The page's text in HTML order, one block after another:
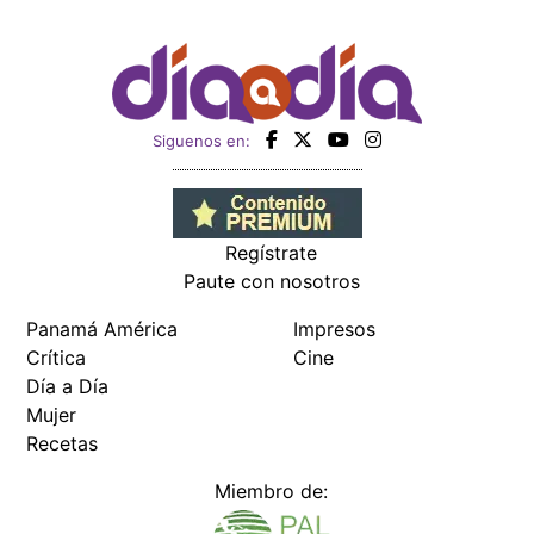
Siguenos en:
Regístrate
Paute con nosotros
Panamá América
Crítica
Día a Día
Mujer
Recetas
Impresos
Cine
Miembro de: